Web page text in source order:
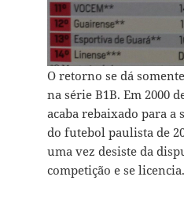
O retorno se dá
na série B1B. Em 2000
acaba rebaixado para a
do futebol paulista de
uma vez desiste da
competição e se licencia.